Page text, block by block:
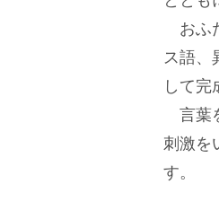
おふ
ス語、
して完
言葉
刺激を
す。